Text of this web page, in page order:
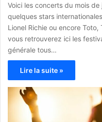
Voici les concerts du mois
quelques stars
Lionel Richie ou encore Toto,
vous retrouverez ici les
générale tous…
Lire la suite »